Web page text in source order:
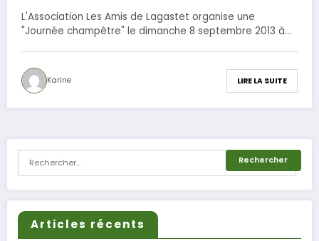
L'Association Les Amis de Lagastet organise une
"Journée champêtre" le dimanche 8 septembre 2013 à…
Karine LIRE LA SUITE
Articles récents